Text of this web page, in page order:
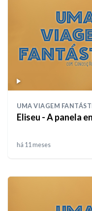
UMA VIAGEM
Eliseu - A panela
há 11 meses